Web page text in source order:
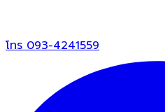
โทร093-4241559